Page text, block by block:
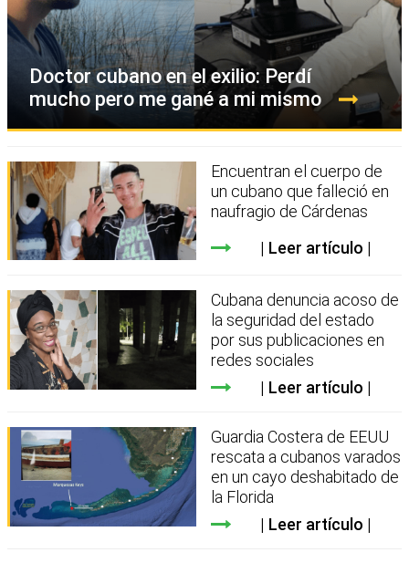
Doctor cubano en el exilio: Perdí
mucho pero me gané a mi mismo
Encuentran el cuerpo de
un cubano que falleció en
naufragio de Cárdenas
Leer artículo
Cubana denuncia acoso de
la seguridad del estado
por sus publicaciones en
redes sociales
Leer artículo
Guardia Costera de EEUU
rescata a cubanos varados
en un cayo deshabitado de
la Florida
Leer artículo